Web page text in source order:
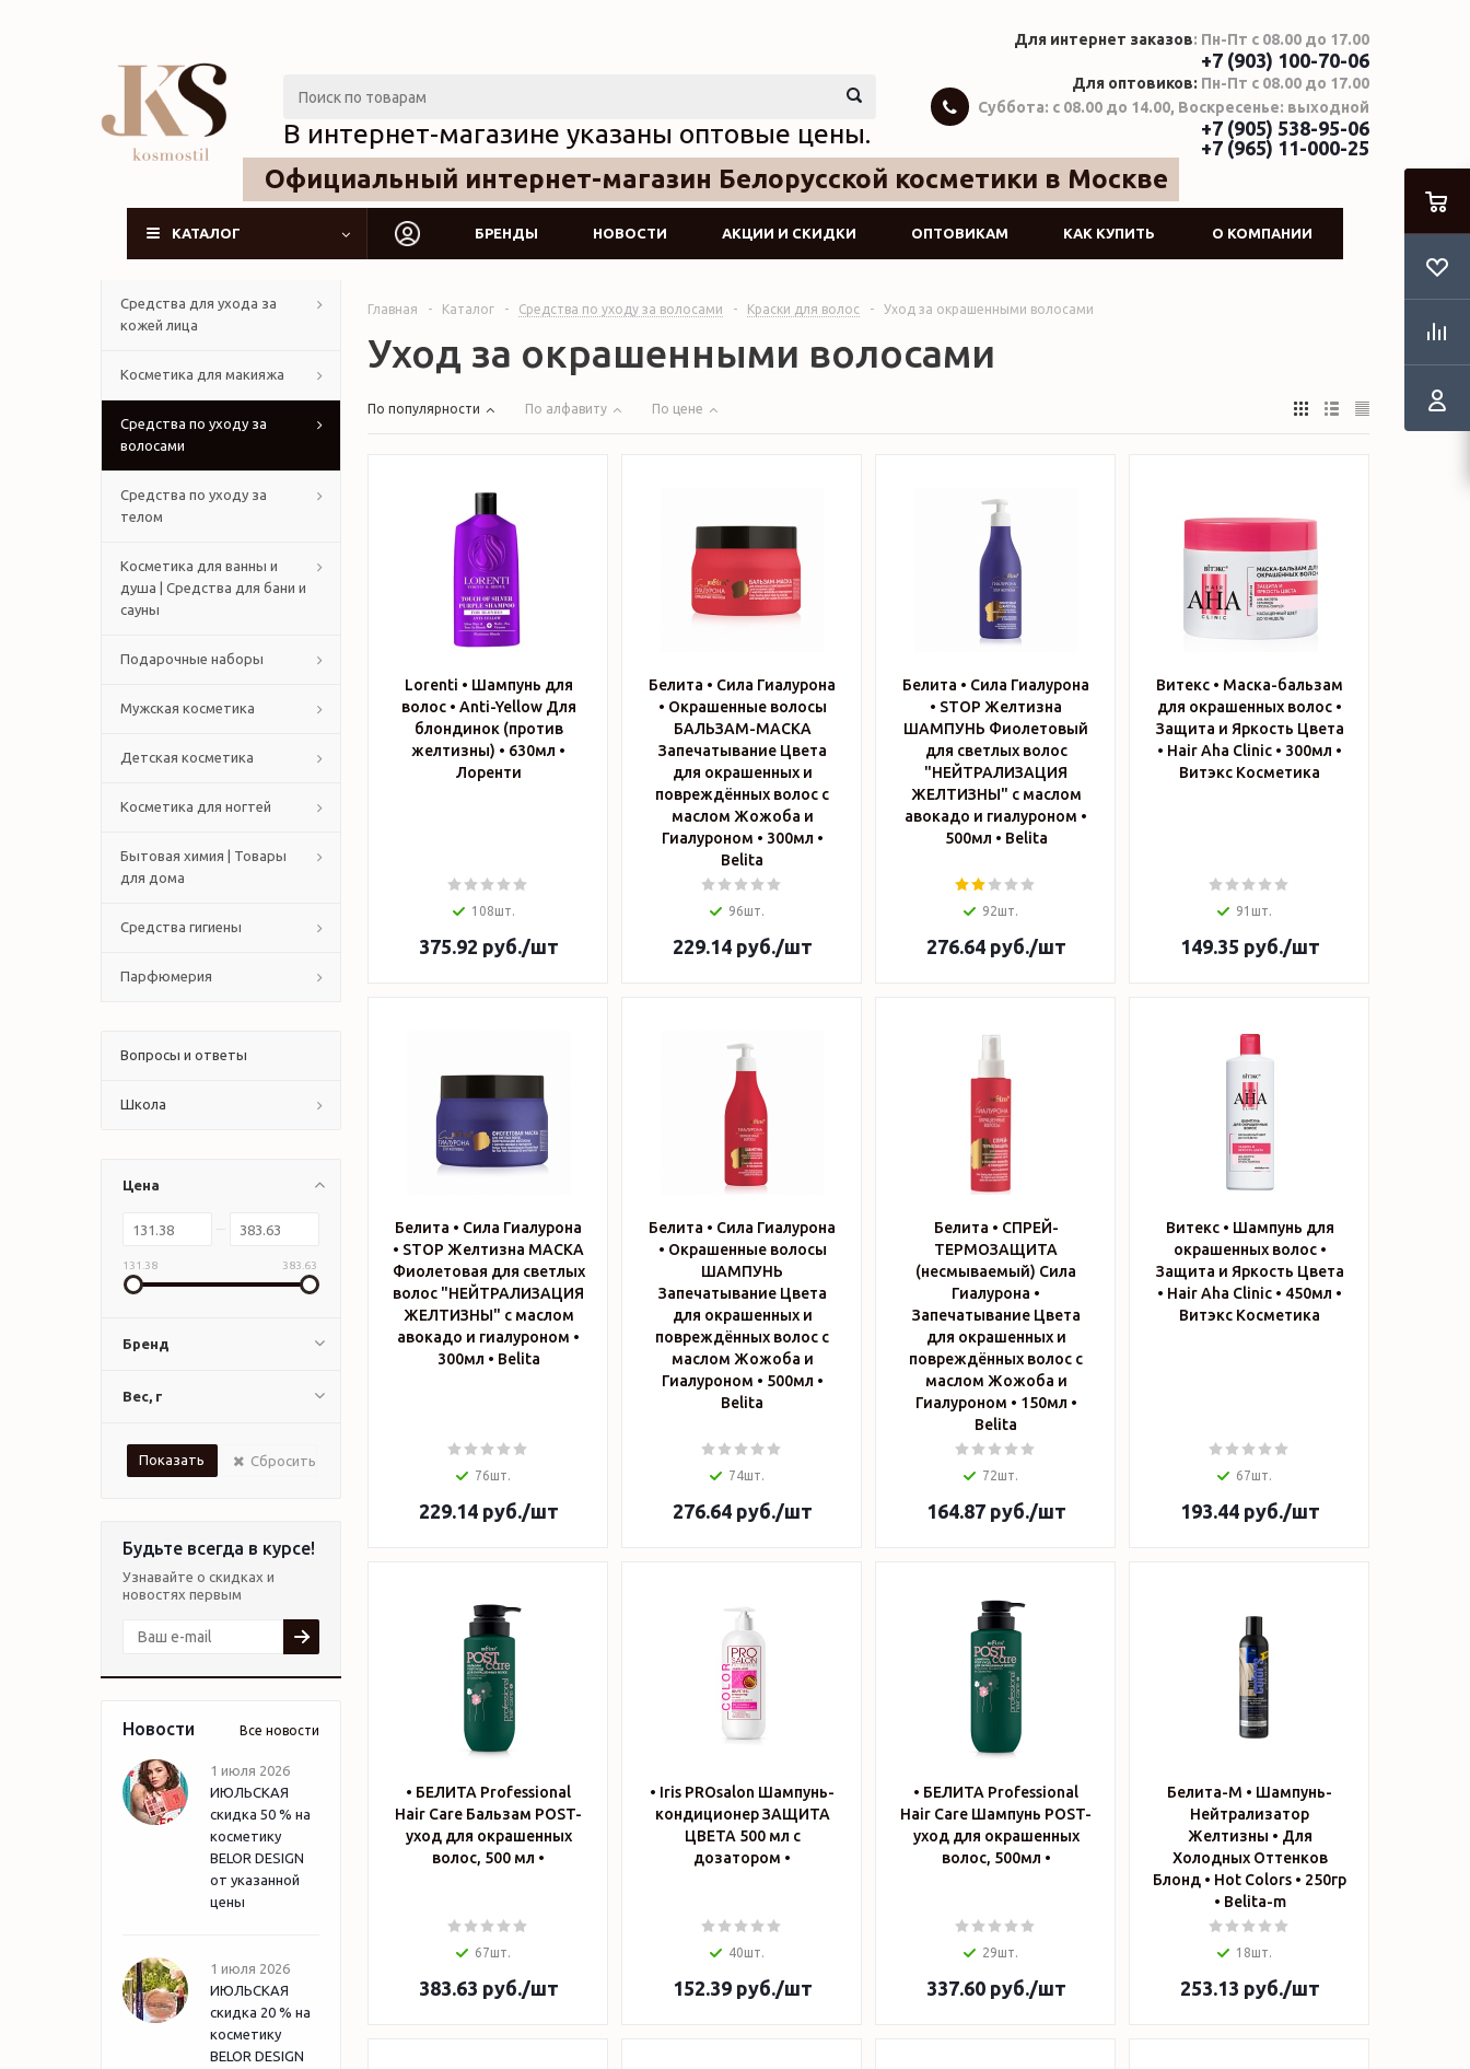
Официальный интернет-магазин Белорусской косметики в Москве
В интернет-магазине указаны оптовые цены.
Для интернет заказов: Пн-Пт с 08.00 до 17.00
+7 (903) 100-70-06
Для оптовиков: Пн-Пт с 08.00 до 17.00
Суббота: с 08.00 до 14.00, Воскресенье: выходной
+7 (905) 538-95-06
+7 (965) 11-000-25
КАТАЛОГ БРЕНДЫ НОВОСТИ АКЦИИ И СКИДКИ ОПТОВИКАМ КАК КУПИТЬ О КОМПАНИИ
Средства для ухода за
кожей лица
Косметика для макияжа
Средства по уходу за
волосами
Средства по уходу за
телом
Косметика для ванны и
душа | Средства для бани и
сауны
Подарочные наборы
Мужская косметика
Детская косметика
Косметика для ногтей
Бытовая химия | Товары
для дома
Средства гигиены
Парфюмерия
Вопросы и ответы
Школа
Цена
131.38 383.63
Бренд
Вес, г
Сбросить
Будьте всегда в курсе!
Узнавайте о скидках и
новостях первым
Новости Все новости
1 июля 2026
ИЮЛЬСКАЯ
скидка 50 % на
косметику
BELOR DESIGN
от указанной
цены
1 июля 2026
ИЮЛЬСКАЯ
скидка 20 % на
косметику
BELOR DESIGN
Главная - Каталог - Средства по уходу за волосами - Краски для волос - Уход за окрашенными волосами
Уход за окрашенными волосами
По популярности По алфавиту По цене
Lorenti • Шампунь для
волос • Anti-Yellow Для
блондинок (против
желтизны) • 630мл •
Лоренти
108шт.
375.92 руб./шт
Белита • Сила Гиалурона
• Окрашенные волосы
БАЛЬЗАМ-МАСКА
Запечатывание Цвета
для окрашенных и
повреждённых волос с
маслом Жожоба и
Гиалуроном • 300мл •
Belita
96шт.
229.14руб./шт
Белита • Сила Гиалурона
• STOP Желтизна
ШАМПУНЬ Фиолетовый
для светлых волос
"НЕЙТРАЛИЗАЦИЯ
ЖЕЛТИЗНЫ" с маслом
авокадо и гиалуроном •
500мл • Belita
92шт.
276.64руб./шт
Витекс • Маска-бальзам
для окрашенных волос •
Защита и Яркость Цвета
• Hair Aha Clinic • 300мл •
Витэкс Косметика
91шт.
149.35 руб./шт
Белита • Сила Гиалурона
• STOP Желтизна МАСКА
Фиолетовая для светлых
волос "НЕЙТРАЛИЗАЦИЯ
ЖЕЛТИЗНЫ" с маслом
авокадо и гиалуроном •
300мл • Belita
76шт.
229.14руб./шт
Белита • Сила Гиалурона
• Окрашенные волосы
ШАМПУНЬ
Запечатывание Цвета
для окрашенных и
повреждённых волос с
маслом Жожоба и
Гиалуроном • 500мл •
Belita
74шт.
276.64руб./шт
Белита • СПРЕЙ-
ТЕРМОЗАЩИТА
(несмываемый) Сила
Гиалурона •
Запечатывание Цвета
для окрашенных и
повреждённых волос с
маслом Жожоба и
Гиалуроном • 150мл •
Belita
72шт.
164.87руб./шт
Витекс • Шампунь для
окрашенных волос •
Защита и Яркость Цвета
• Hair Aha Clinic • 450мл •
Витэкс Косметика
67шт.
193.44руб./шт
• БЕЛИТА Professional
Hair Care Бальзам POST-
уход для окрашенных
волос, 500 мл •
67шт.
383.63 руб./шт
• Iris PROsalon Шампунь-
кондиционер ЗАЩИТА
ЦВЕТА 500 мл с
дозатором •
40шт.
152.39руб./шт
• БЕЛИТА Professional
Hair Care Шампунь POST-
уход для окрашенных
волос, 500мл •
29шт.
337.60руб./шт
Белита-М • Шампунь-
Нейтрализатор
Желтизны • Для
Холодных Оттенков
Блонд • Hot Colors • 250гр
• Belita-m
18шт.
253.13 руб./шт